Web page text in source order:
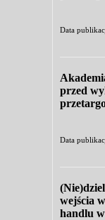
Data
przed
Data
wejścia
handlu